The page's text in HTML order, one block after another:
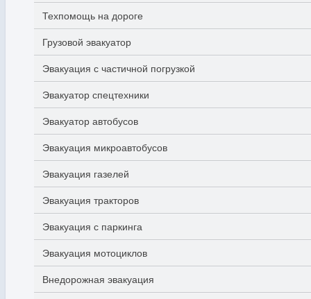
Техпомощь на дороге
Грузовой эвакуатор
Эвакуация с частичной погрузкой
Эвакуатор спецтехники
Эвакуатор автобусов
Эвакуация микроавтобусов
Эвакуация газелей
Эвакуация тракторов
Эвакуация с паркинга
Эвакуация мотоциклов
Внедорожная эвакуация